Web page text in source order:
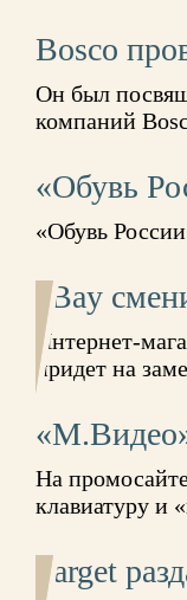
Bosco
Он был
компаний
«Обувь
«Обувь
eBay
Интернет-
придет на
На
клавиатуру и
Target